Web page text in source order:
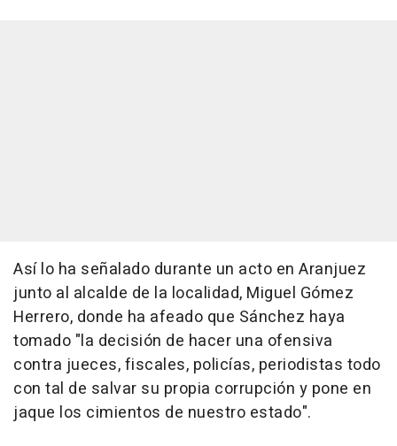
Así lo ha señalado durante un acto en Aranjuez
junto al alcalde de la localidad, Miguel Gómez
Herrero, donde ha afeado que Sánchez haya
tomado "la decisión de hacer una ofensiva
contra jueces, fiscales, policías, periodistas todo
con tal de salvar su propia corrupción y pone en
jaque los cimientos de nuestro estado".